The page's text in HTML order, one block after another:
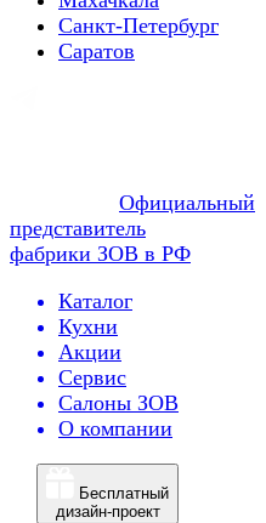
Санкт-Петербург
Саратов
Официальный
представитель
фабрики ЗОВ в РФ
Каталог
Кухни
Акции
Сервис
Салоны ЗОВ
О компании
Бесплатный
дизайн-проект